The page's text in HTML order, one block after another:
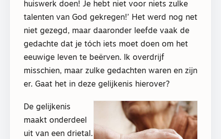
huiswerk doen! Je hebt niet voor niets zulke
talenten van God gekregen!’ Het werd nog net
niet gezegd, maar daaronder leefde vaak de
gedachte dat je tóch iets moet doen om het
eeuwige leven te beërven. Ik overdrijf
misschien, maar zulke gedachten waren en zijn
er. Gaat het in deze gelijkenis hierover?
De gelijkenis
maakt onderdeel
uit van een drietal.